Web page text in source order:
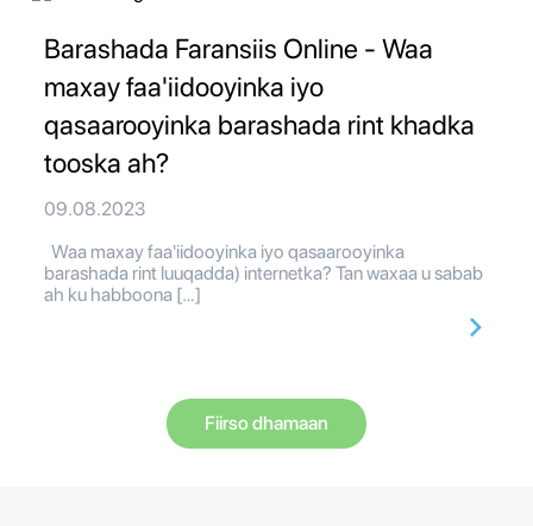
Barashada Faransiis Online - Waa
maxay faa'iidooyinka iyo
qasaarooyinka barashada rint khadka
tooska ah?
09.08.2023
Waa maxay faa'iidooyinka iyo qasaarooyinka
barashada rint luuqadda) internetka? Tan waxaa u sabab
ah ku habboona […]
Fiirso dhamaan